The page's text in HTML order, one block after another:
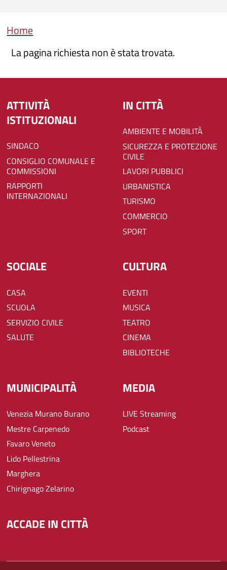
Briciole di pane
Home
La pagina richiesta non è stata trovata.
ATTIVITÀ
ISTITUZIONALI
SINDACO
CONSIGLIO COMUNALE E
COMMISSIONI
RAPPORTI
INTERNAZIONALI
IN CITTÀ
AMBIENTE E MOBILITÀ
SICUREZZA E PROTEZIONE
CIVILE
LAVORI PUBBLICI
URBANISTICA
TURISMO
COMMERCIO
SPORT
SOCIALE
CASA
SCUOLA
SERVIZIO CIVILE
SALUTE
CULTURA
EVENTI
MUSICA
TEATRO
CINEMA
BIBLIOTECHE
MUNICIPALITÀ
Venezia Murano Burano
Mestre Carpenedo
Favaro Veneto
Lido Pellestrina
Marghera
Chirignago Zelarino
MEDIA
LIVE Streaming
Podcast
ACCADE IN CITTÀ